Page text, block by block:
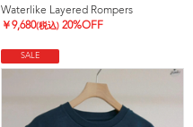
Waterlike Layered Rompers
￥9,680(税込) 20%OFF
SALE